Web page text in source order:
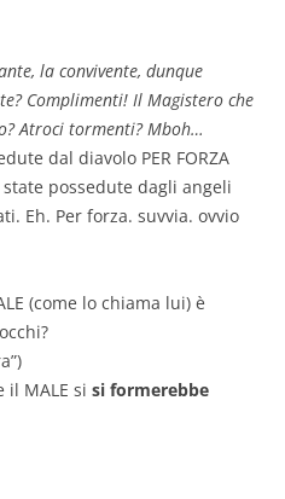
la convivente, dunque
Complimenti! Il Magistero che
Atroci tormenti? Mboh…
dal diavolo PER FORZA
possedute dagli angeli
Eh. Per forza. suvvia. ovvio
(come lo chiama lui) è
il MALE si si formerebbe